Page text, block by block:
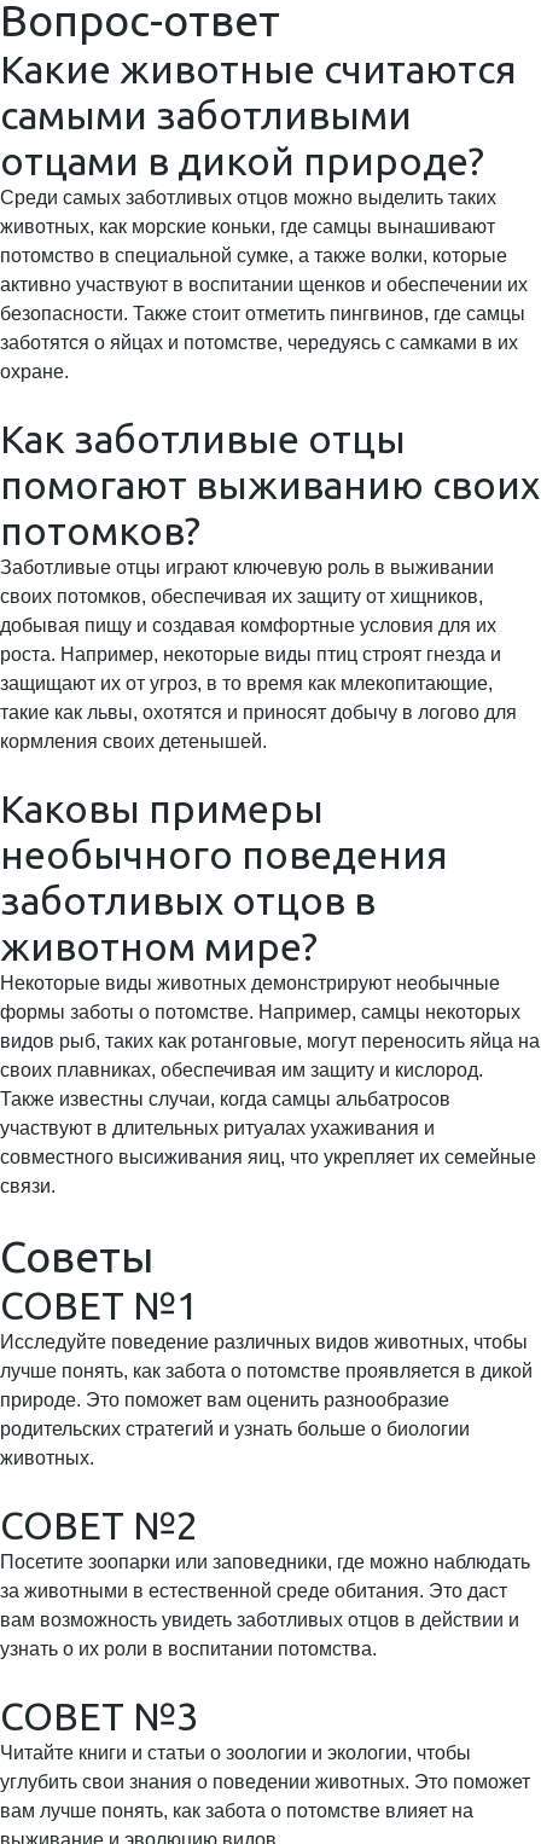
Вопрос-ответ
Какие животные считаются
самыми заботливыми
отцами в дикой природе?
Среди самых заботливых отцов можно выделить таких
животных, как морские коньки, где самцы вынашивают
потомство в специальной сумке, а также волки, которые
активно участвуют в воспитании щенков и обеспечении их
безопасности. Также стоит отметить пингвинов, где самцы
заботятся о яйцах и потомстве, чередуясь с самками в их
охране.
Как заботливые отцы
помогают выживанию своих
потомков?
Заботливые отцы играют ключевую роль в выживании
своих потомков, обеспечивая их защиту от хищников,
добывая пищу и создавая комфортные условия для их
роста. Например, некоторые виды птиц строят гнезда и
защищают их от угроз, в то время как млекопитающие,
такие как львы, охотятся и приносят добычу в логово для
кормления своих детенышей.
Каковы примеры
необычного поведения
заботливых отцов в
животном мире?
Некоторые виды животных демонстрируют необычные
формы заботы о потомстве. Например, самцы некоторых
видов рыб, таких как ротанговые, могут переносить яйца на
своих плавниках, обеспечивая им защиту и кислород.
Также известны случаи, когда самцы альбатросов
участвуют в длительных ритуалах ухаживания и
совместного высиживания яиц, что укрепляет их семейные
связи.
Советы
СОВЕТ №1
Исследуйте поведение различных видов животных, чтобы
лучше понять, как забота о потомстве проявляется в дикой
природе. Это поможет вам оценить разнообразие
родительских стратегий и узнать больше о биологии
животных.
СОВЕТ №2
Посетите зоопарки или заповедники, где можно наблюдать
за животными в естественной среде обитания. Это даст
вам возможность увидеть заботливых отцов в действии и
узнать о их роли в воспитании потомства.
СОВЕТ №3
Читайте книги и статьи о зоологии и экологии, чтобы
углубить свои знания о поведении животных. Это поможет
вам лучше понять, как забота о потомстве влияет на
выживание и эволюцию видов.